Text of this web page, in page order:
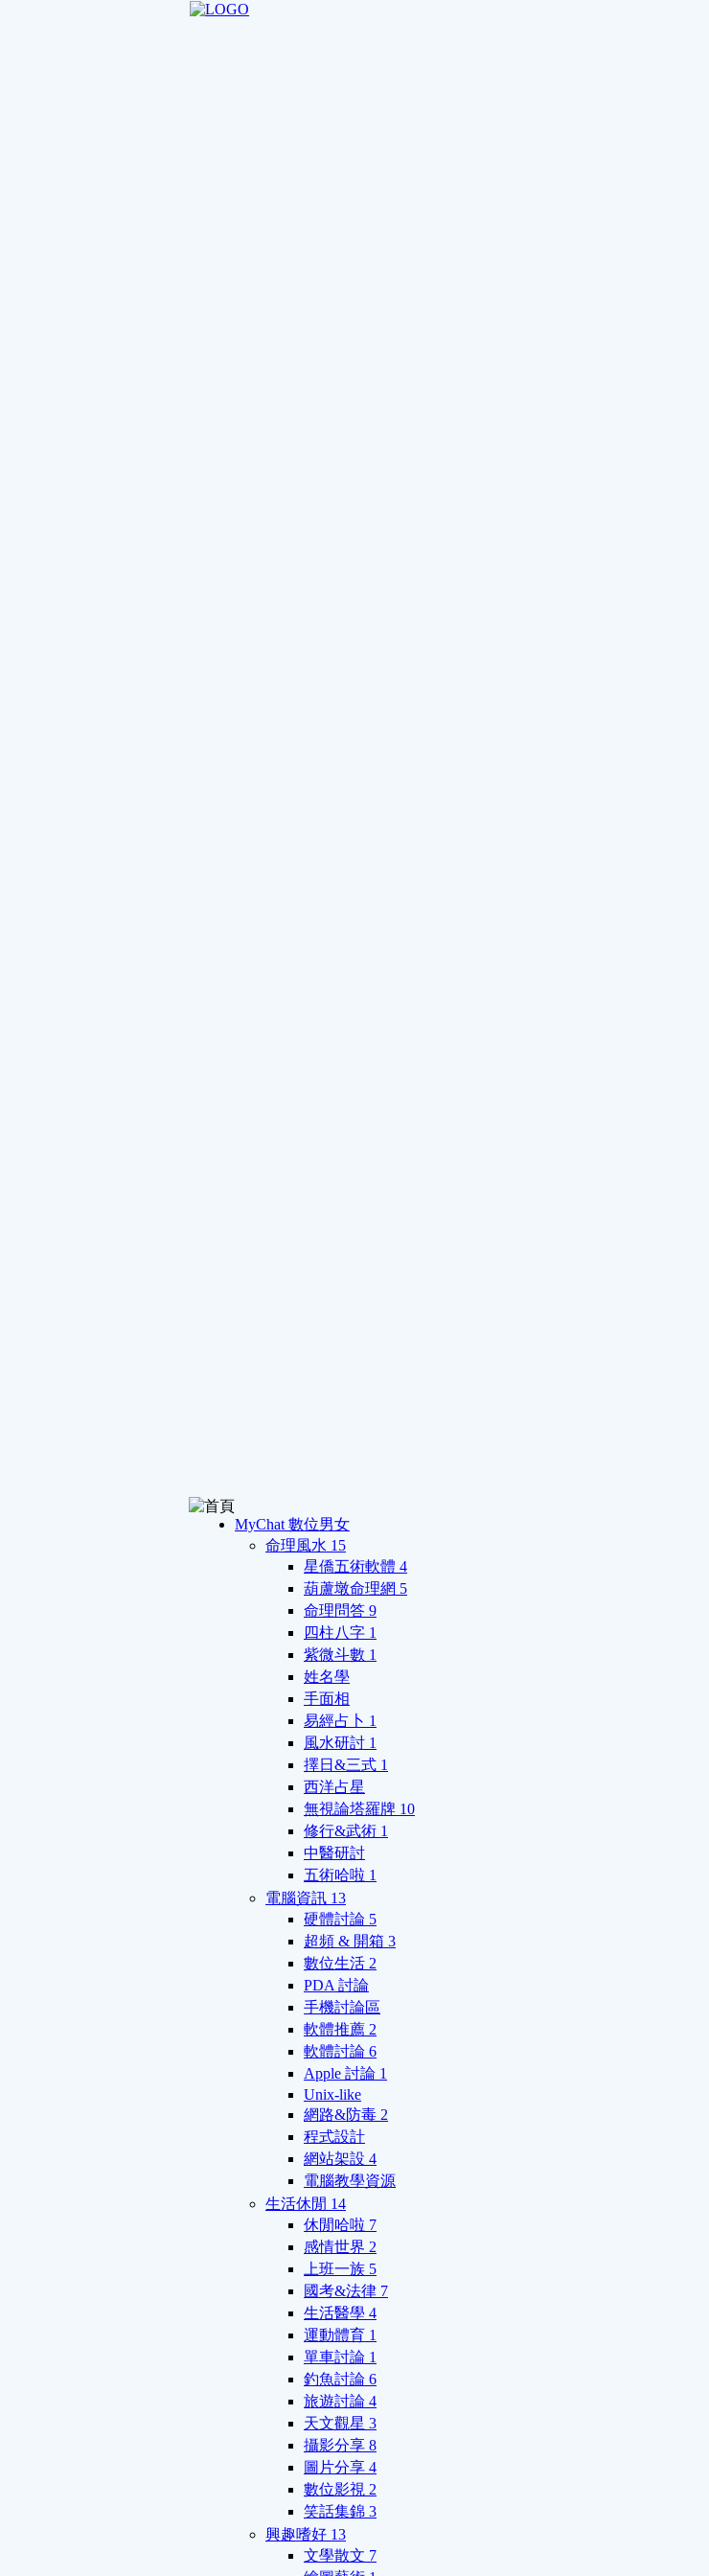
MyChat 數位男女
命理風水 15
星僑五術軟體 4
葫蘆墩命理網 5
命理問答 9
四柱八字 1
紫微斗數 1
姓名學
手面相
易經占卜 1
風水研討 1
擇日&三式 1
西洋占星
無視論塔羅牌 10
修行&武術 1
中醫研討
五術哈啦 1
電腦資訊 13
硬體討論 5
超頻 & 開箱 3
數位生活 2
PDA 討論
手機討論區
軟體推薦 2
軟體討論 6
Apple 討論 1
Unix-like
網路&防毒 2
程式設計
網站架設 4
電腦教學資源
生活休閒 14
休閒哈啦 7
感情世界 2
上班一族 5
國考&法律 7
生活醫學 4
運動體育 1
單車討論 1
釣魚討論 6
旅遊討論 4
天文觀星 3
攝影分享 8
圖片分享 4
數位影視 2
笑話集錦 3
興趣嗜好 13
文學散文 7